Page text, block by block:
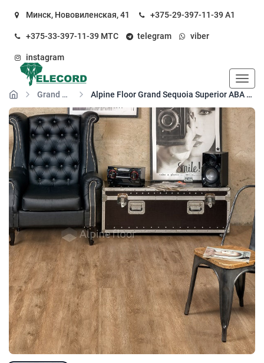
Минск, Нововиленская, 41 +375-29-397-11-39А1
+375-33-397-11-39 МТС telegram viber
instagram
Grand Sequoia Superior ABA
Alpine Floor Grand Sequoia Superior ABA ЕСО 11-1003 Макадамия кварц-виниловый пол замковый